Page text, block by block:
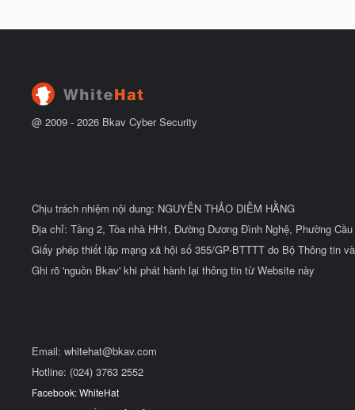
@ 2009 - 2026 Bkav Cyber Security
Chịu trách nhiệm nội dung: NGUYỄN THẢO DIỄM HẰNG
Địa chỉ: Tầng 2, Tòa nhà HH1, Đường Dương Đình Nghệ, Phường
Giấy phép thiết lập mạng xã hội số 355/GP-BTTTT do Bộ Thông tin
Ghi rõ 'nguồn Bkav' khi phát hành lại thông tin từ Website này
Email: whitehat@bkav.com
Hotline: (024) 3763 2552
Facebook: WhiteHat